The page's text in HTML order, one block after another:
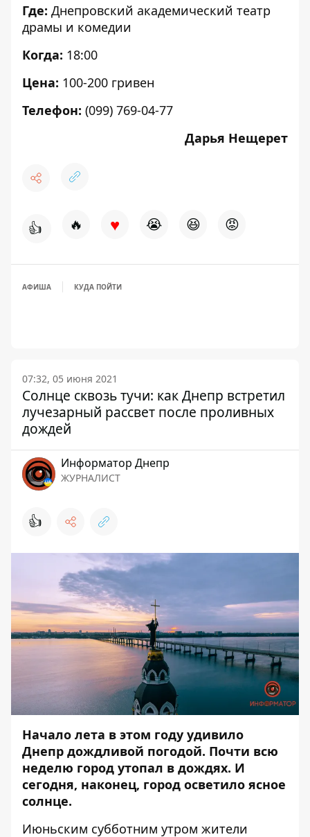
Где: Днепровский академический театр
драмы и комедии
Когда: 18:00
Цена: 100-200 гривен
Телефон: (099) 769-04-77
Дарья Нещерет
👍 🔥 ♥ 😭 😆 😡
АФИША КУДА ПОЙТИ
07:32, 05 июня 2021
Солнце сквозь тучи: как Днепр встретил
лучезарный рассвет после проливных
дождей
Информатор Днепр
ЖУРНАЛИСТ
👍
Начало лета в этом году удивило
Днепр дождливой погодой. Почти всю
неделю город утопал в дождях. И
сегодня, наконец, город осветило ясное
солнце.
Июньским субботним утром жители